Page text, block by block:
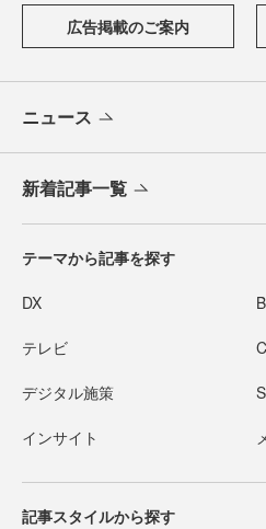
広告掲載のご案内
ニュース
新着記事一覧
テーマから記事を探す
DX
テレビ
デジタル施策
インサイト
記事スタイルから探す